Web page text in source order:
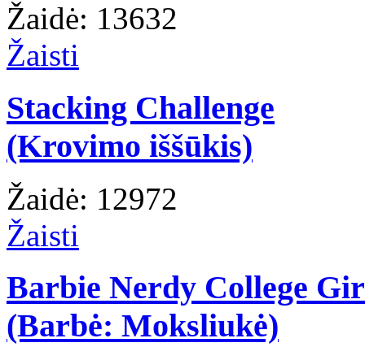
Žaidė: 13632
Žaisti
Stacking Challenge
(Krovimo iššūkis)
Žaidė: 12972
Žaisti
Barbie Nerdy College
(Barbė: Moksliukė)